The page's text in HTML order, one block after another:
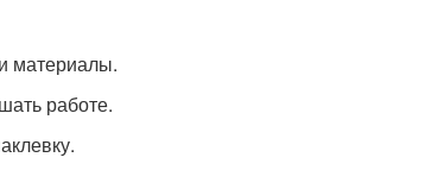
материалы.
работе.